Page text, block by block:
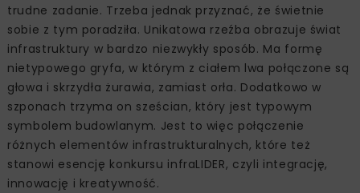
trudne zadanie. Trzeba jednak przyznać, że świetnie
sobie z tym poradziła. Unikatowa rzeźba obrazuje świat
infrastruktury w bardzo niezwykły sposób. Ma formę
nietypowego gryfa, w którym z ciałem lwa połączone są
głowa i skrzydła żurawia, zamiast orła. Dodatkowo w
szponach trzyma on sześcian, który jest typowym
symbolem budowlanym. Jest to więc połączenie
różnych elementów infrastrukturalnych, które też
stanowi esencję konkursu infraLIDER, czyli integrację,
innowację i kreatywność.